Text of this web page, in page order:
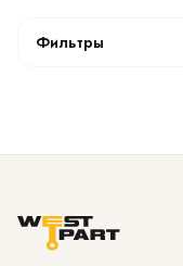
Фильтры